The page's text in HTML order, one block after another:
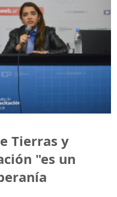
Tierras y
"es un